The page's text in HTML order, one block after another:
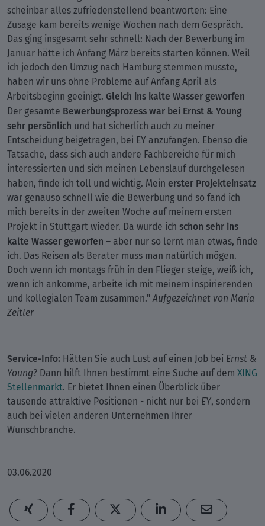
scheinbar alles zufriedenstellend beantworten: Eine
Zusage kam bereits wenige Wochen nach dem Gespräch.
Das ging insgesamt sehr schnell: Nach der Bewerbung im
Januar hätte ich Anfang März bereits starten können. Weil
ich jedoch den Umzug nach Hamburg stemmen musste,
haben wir uns ohne Probleme auf Anfang April als
Arbeitsbeginn geeinigt. Gleich ins kalte Wasser geworfen
Der gesamte Bewerbungsprozess war bei Ernst & Young
sehr persönlich und hat sicherlich auch zu meiner
Entscheidung beigetragen, bei EY anzufangen. Ebenso die
Tatsache, dass sich auch andere Fachbereiche für mich
interessierten und sich meinen Lebenslauf durchgelesen
haben, finde ich toll und wichtig. Mein erster Projekteinsatz
war genauso schnell wie die Bewerbung und so fand ich
mich bereits in der zweiten Woche auf meinem ersten
Projekt in Stuttgart wieder. Da wurde ich schon sehr ins
kalte Wasser geworfen – aber nur so lernt man etwas, finde
ich. Das Reisen als Berater muss man natürlich mögen.
Doch wenn ich montags früh in den Flieger steige, weiß ich,
wenn ich ankomme, arbeite ich mit meinem inspirierenden
und kollegialen Team zusammen."Aufgezeichnet von Maria
Zeitler
Service-Info: Hätten Sie auch Lust auf einen Job bei Ernst &
Young? Dann hilft Ihnen bestimmt eine Suche auf dem XING
Stellenmarkt. Er bietet Ihnen einen Überblick über
tausende attraktive Positionen - nicht nur bei EY, sondern
auch bei vielen anderen Unternehmen Ihrer
Wunschbranche.
03.06.2020